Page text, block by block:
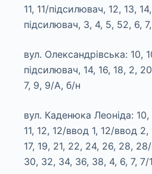
11, 11/підсилювач, 12, 13,
підсилювач, 3, 4, 5, 52, 6,
вул. Олександрівська: 10,
підсилювач, 14, 16, 18, 2,
7, 9, 9/А, б/н
вул. Каденюка Леоніда:
11, 12, 12/ввод 1, 12/ввод 2,
17, 19, 21, 22, 24, 26, 28,
30, 32, 34, 36, 38, 4, 6, 7, 7/